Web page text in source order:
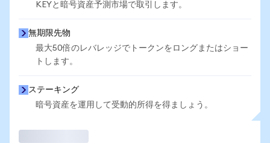
KEYと暗号資産予測市場で取引します。
無期限先物
最大50倍のレバレッジでトークンをロングまたはショー
トします。
ステーキング
暗号資産を運用して受動的所得を得ましょう。